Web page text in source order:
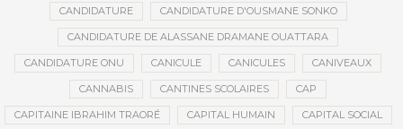
CANDIDATURE CANDIDATURE D'OUSMANE SONKO
CANDIDATURE DE ALASSANE DRAMANE OUATTARA
CANDIDATURE ONU CANICULE CANICULES CANIVEAUX
CANNABIS CANTINES SCOLAIRES CAP
CAPITAINE IBRAHIM TRAORÉ CAPITAL HUMAIN CAPITAL SOCIAL